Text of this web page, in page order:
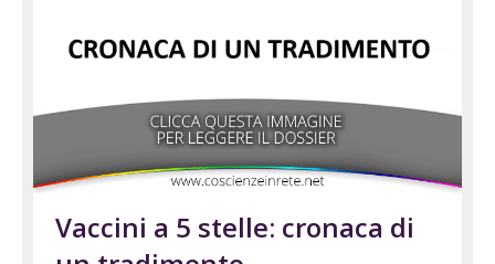
Vaccini a 5 stelle: cronaca di